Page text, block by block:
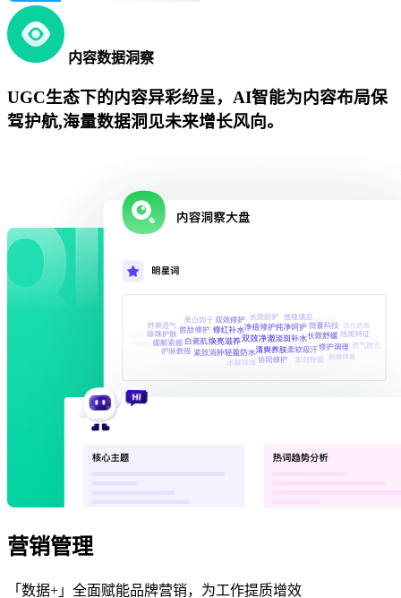
内容数据洞察
UGC生态下的内容异彩纷呈，AI智能为内容布局保
驾护航,海量数据洞见未来增长风向。
营销管理
「数据+」全面赋能品牌营销，为工作提质增效